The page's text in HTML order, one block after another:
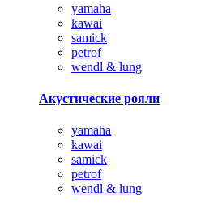
yamaha
kawai
samick
petrof
wendl & lung
Акустические рояли
yamaha
kawai
samick
petrof
wendl & lung